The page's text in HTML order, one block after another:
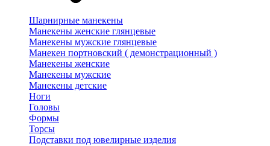
Шарнирные манекены
Манекены женские глянцевые
Манекены мужские глянцевые
Манекен портновский ( демонстрационный )
Манекены женские
Манекены мужские
Манекены детские
Ноги
Головы
Формы
Торсы
Подставки под ювелирные изделия